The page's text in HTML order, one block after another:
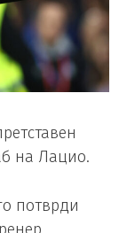
на Лацио.
потврди